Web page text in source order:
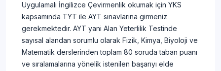
Uygulamalı İngilizce Çevirmenlik okumak için YKS
kapsamında TYT ile AYT sınavlarına girmeniz
gerekmektedir. AYT yani Alan Yeterlilik Testinde
sayısal alandan sorumlu olarak Fizik, Kimya, Biyoloji ve
Matematik derslerinden toplam 80 soruda taban puanı
ve sıralamalarına yönelik istenilen başarıyı elde